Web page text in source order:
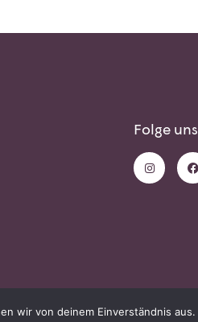
Folge uns
wir von deinem Einverständnis aus.